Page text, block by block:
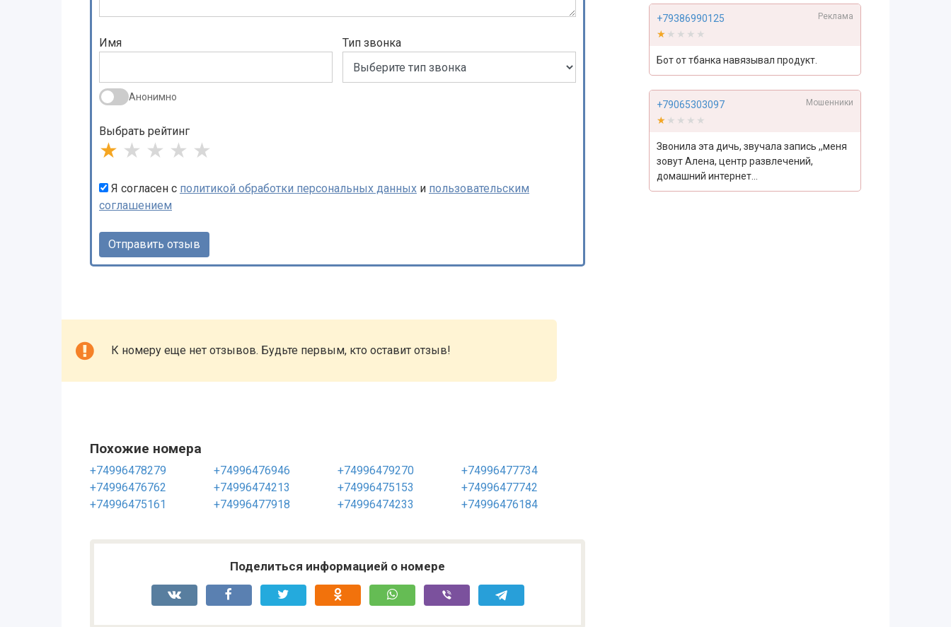
Имя
Анонимно
Тип звонка
Выбрать рейтинг
★ ★ ★ ★ ★
Я согласен с политикой обработки персональных данных и пользовательским
соглашением
К номеру еще нет отзывов. Будьте первым, кто оставит отзыв!
Похожие номера
+74996478279 +74996476946 +74996479270
+74996477734
+74996476762
+74996474213 +74996475153
+74996477742
+74996475161
+74996477918 +74996474233 +74996476184
Поделиться информацией о номере
+79386990125 Реклама
★★★★★
★★★★★
Бот от тбанка навязывал продукт.
+79065303097 Мошенники
★★★★★
★★★★★
Звонила эта дичь, звучала запись ,,меня
зовут Алена, центр развлечений,
домашний интернет...